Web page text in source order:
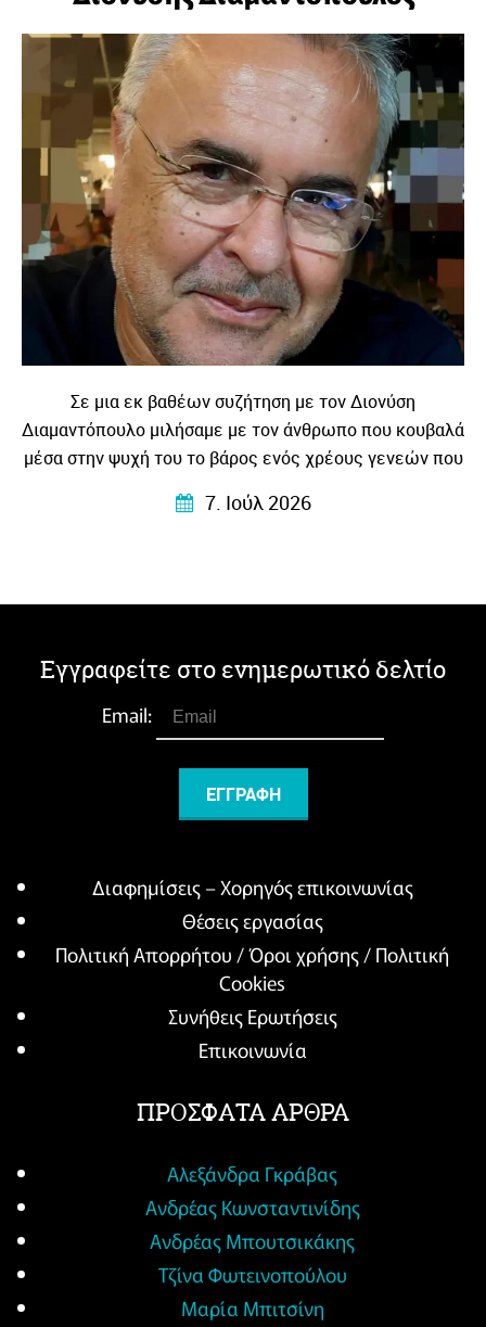
Σε μια εκ βαθέων συζήτηση με τον Διονύση
Διαμαντόπουλο μιλήσαμε με τον άνθρωπο που κουβαλά
μέσα στην ψυχή του το βάρος ενός χρέους γενεών που
συγκλονιστική και κυρίως …αληθινή!
7. Ιούλ 2026
Εγγραφείτε στο ενημερωτικό δελτίο
Email:
Διαφημίσεις – Χορηγός επικοινωνίας
Θέσεις εργασίας
Πολιτική Απορρήτου / Όροι χρήσης / Πολιτική
Cookies
Συνήθεις Ερωτήσεις
Επικοινωνία
ΠΡΟΣΦΑΤΑ ΑΡΘΡΑ
Αλεξάνδρα Γκράβας
Ανδρέας Κωνσταντινίδης
Ανδρέας Μπουτσικάκης
Τζίνα Φωτεινοπούλου
Μαρία Μπιτσίνη